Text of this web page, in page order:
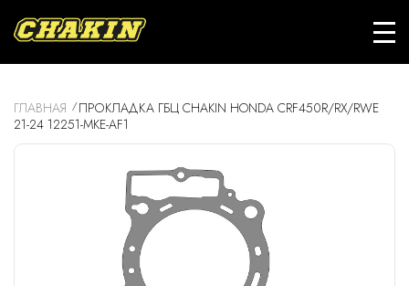
ГЛАВНАЯ
ПРОКЛАДКА ГБЦ CHAKIN HONDA CRF450R/RX/RWE
21-24 12251-MKE-AF1